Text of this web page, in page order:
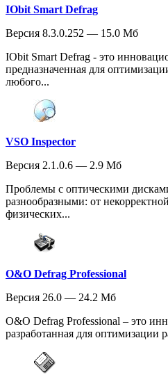
IObit Smart Defrag
Версия 8.3.0.252 — 15.0 Мб
IObit Smart Defrag - это
предназначенная для
любого...
VSO Inspector
Версия 2.1.0.6 — 2.9 Мб
Проблемы с оптическими
разнообразными: от
физических...
O&O Defrag Professional
Версия 26.0 — 24.2 Мб
O&O Defrag Professional – это
разработанная для оптимизации